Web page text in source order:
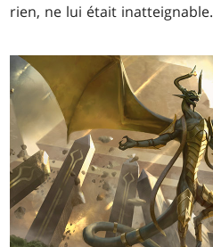
rien, ne lui était inatteignable.